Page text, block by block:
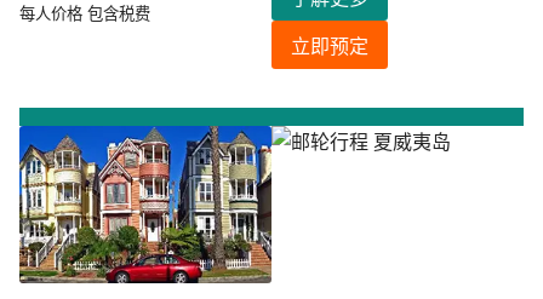
每人价格 包含税费
立即预定